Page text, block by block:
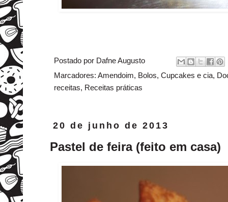
Postado por Dafne Augusto
Marcadores: Amendoim, Bolos, Cupcakes e cia,
receitas, Receitas práticas
20 de junho de 2013
Pastel de feira (feito em casa)